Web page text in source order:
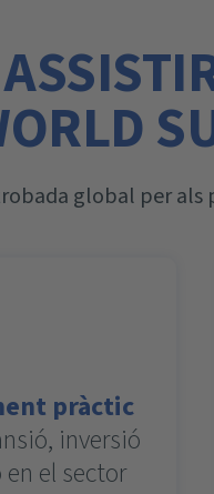
global per als
pràctic
inversió
el sector